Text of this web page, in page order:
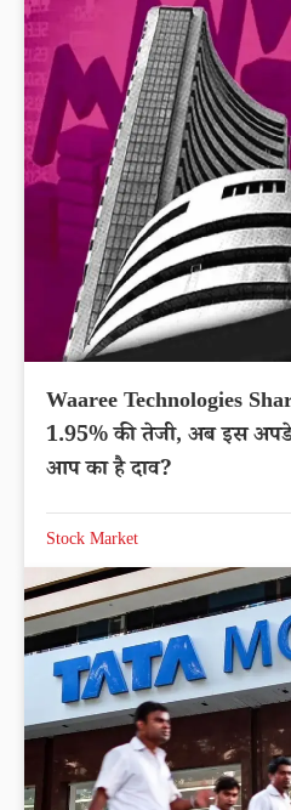
Waaree Technologies
1.95% की तेजी, अब इस
आप का है दाव?
Stock Market